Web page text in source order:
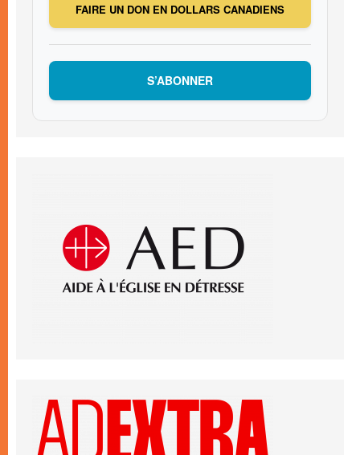
FAIRE UN DON EN DOLLARS CANADIENS
S’ABONNER